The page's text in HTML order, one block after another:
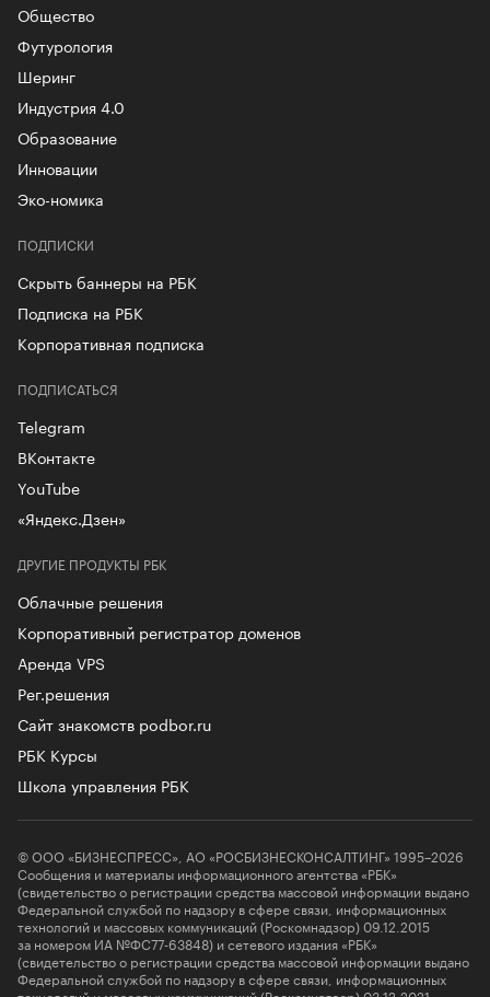
Общество
Футурология
Шеринг
Индустрия 4.0
Образование
Инновации
Эко-номика
ПОДПИСКИ
Скрыть баннеры на РБК
Подписка на РБК
Корпоративная подписка
ДРУГИЕ ПРОДУКТЫ РБК
Облачные решения
Корпоративный регистратор доменов
Аренда VPS
Рег.решения
Сайт знакомств podbor.ru
РБК Курсы
Школа управления РБК
ПОДПИСАТЬСЯ
Telegram
ВКонтакте
YouTube
«Яндекс.Дзен»
© ООО «БИЗНЕСПРЕСС», АО «РОСБИЗНЕСКОНСАЛТИНГ» 1995–2026
Сообщения и материалы информационного агентства «РБК»
(свидетельство о регистрации средства массовой информации выдано
Федеральной службой по надзору в сфере связи, информационных
технологий и массовых коммуникаций (Роскомнадзор) 09.12.2015
за номером ИА №ФС77-63848) и сетевого издания «РБК»
(свидетельство о регистрации средства массовой информации выдано
Федеральной службой по надзору в сфере связи, информационных